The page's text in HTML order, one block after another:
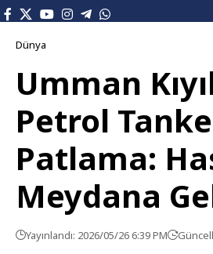
Dünya
Umman
Petrol
Patlama:
Meydana
Yayınlandı: 2026/05/26 6:39 PM